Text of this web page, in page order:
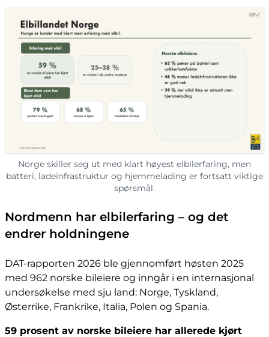
Norge skiller seg ut med klart høyest elbilerfaring, men
batteri, ladeinfrastruktur og hjemmelading er fortsatt viktige
spørsmål.
Nordmenn har elbilerfaring – og det
endrer holdningene
DAT-rapporten 2026 ble gjennomført høsten 2025
med 962 norske bileiere og inngår i en internasjonal
undersøkelse med sju land: Norge, Tyskland,
Østerrike, Frankrike, Italia, Polen og Spania.
59 prosent av norske bileiere har allerede kjørt